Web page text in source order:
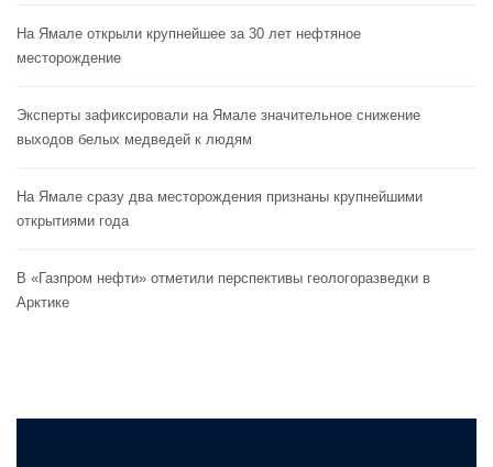
На Ямале открыли крупнейшее за 30 лет нефтяное
месторождение
Эксперты зафиксировали на Ямале значительное снижение
выходов белых медведей к людям
На Ямале сразу два месторождения признаны крупнейшими
открытиями года
В «Газпром нефти» отметили перспективы геологоразведки в
Арктике